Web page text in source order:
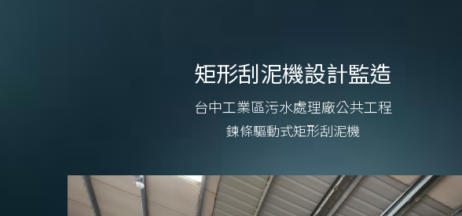
矩形刮泥機設計監造
台中工業區污水處理廠公共工程
鍊條驅動式矩形刮泥機